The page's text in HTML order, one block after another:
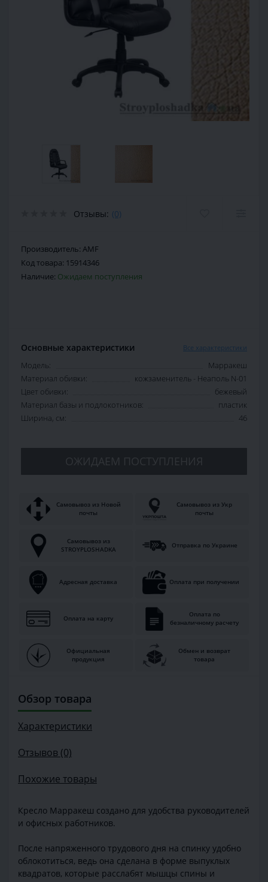
Отзывы: (0)
Производитель: AMF
Код товара: 15914346
Наличие: Ожидаем поступления
Основные характеристики Все характеристики
Модель:
Марракеш
Материал обивки:
кожзаменитель - Неаполь N-01
Цвет обивки:
бежевый
Материал базы и подлокотников:
пластик
Ширина, см:
46
ОЖИДАЕМ ПОСТУПЛЕНИЯ
Самовывоз из Новой
почты
Самовывоз из Укр
почты
Самовывоз из
STROYPLOSHADKA
Отправка по Украине
Адресная доставка Оплата при получении
Оплата на карту
Оплата по
безналичному расчету
Официальная
продукция
Обмен и возврат
товара
Обзор товара
Характеристики
Отзывов (0)
Похожие товары
Кресло Марракеш создано для удобства руководителей
и офисных работников.
После напряженного трудового дня на спинку удобно
облокотиться, ведь она сделана в форме выпуклых
квадратов, которые расслабят мышцы спины и